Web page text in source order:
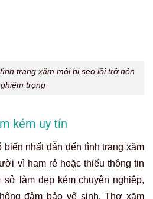
trạng xăm môi bị sẹo lồi trở nên
trọng
kém uy tín
nhất dẫn đến tình trạng xăm
vì ham rẻ hoặc thiếu thông tin
làm đẹp kém chuyên nghiệp,
đảm bảo vệ sinh. Thợ xăm